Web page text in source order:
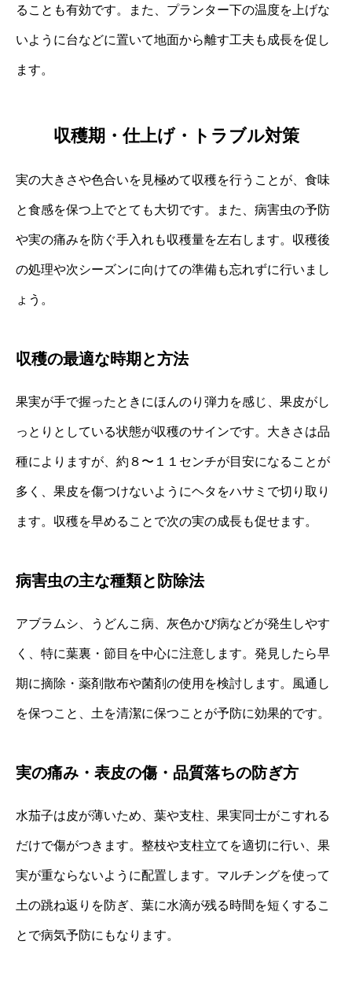
ることも有効です。また、プランター下の温度を上げな
いように台などに置いて地面から離す工夫も成長を促し
ます。
収穫期・仕上げ・トラブル対策
実の大きさや色合いを見極めて収穫を行うことが、食味
と食感を保つ上でとても大切です。また、病害虫の予防
や実の痛みを防ぐ手入れも収穫量を左右します。収穫後
の処理や次シーズンに向けての準備も忘れずに行いまし
ょう。
収穫の最適な時期と方法
果実が手で握ったときにほんのり弾力を感じ、果皮がし
っとりとしている状態が収穫のサインです。大きさは品
種によりますが、約８〜１１センチが目安になることが
多く、果皮を傷つけないようにヘタをハサミで切り取り
ます。収穫を早めることで次の実の成長も促せます。
病害虫の主な種類と防除法
アブラムシ、うどんこ病、灰色かび病などが発生しやす
く、特に葉裏・節目を中心に注意します。発見したら早
期に摘除・薬剤散布や菌剤の使用を検討します。風通し
を保つこと、土を清潔に保つことが予防に効果的です。
実の痛み・表皮の傷・品質落ちの防ぎ方
水茄子は皮が薄いため、葉や支柱、果実同士がこすれる
だけで傷がつきます。整枝や支柱立てを適切に行い、果
実が重ならないように配置します。マルチングを使って
土の跳ね返りを防ぎ、葉に水滴が残る時間を短くするこ
とで病気予防にもなります。